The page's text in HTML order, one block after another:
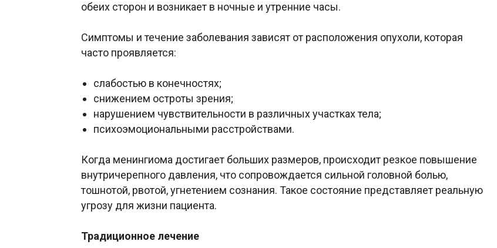
обеих сторон и возникает в ночные и утренние часы.
Симптомы и течение заболевания зависят от расположения опухоли, которая
часто проявляется:
слабостью в конечностях;
снижением остроты зрения;
нарушением чувствительности в различных участках тела;
психоэмоциональными расстройствами.
Когда менингиома достигает больших размеров, происходит резкое повышение
внутричерепного давления, что сопровождается сильной головной болью,
тошнотой, рвотой, угнетением сознания. Такое состояние представляет реальную
угрозу для жизни пациента.
Традиционное лечение